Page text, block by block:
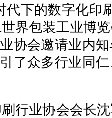
代下的数字化印
世界包装工业博
协会邀请业内
了众多行业同
刷行业协会会长